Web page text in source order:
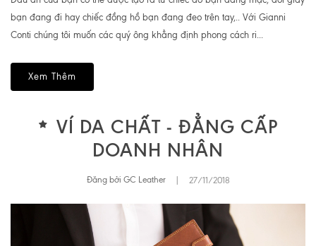
bạn đang đi hay chiếc đồng hồ bạn đang đeo trên tay,.. Với Gianni
Conti chúng tôi muốn các quý ông khẳng định phong cách ri...
Xem Thêm
VÍ DA CHẤT - ĐẲNG CẤP
DOANH NHÂN
Đăng bởi GC Leather 27/11/2018